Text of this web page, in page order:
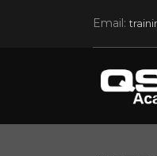
Email: